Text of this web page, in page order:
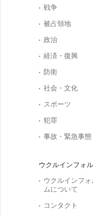
戦争
被占領地
政治
経済・復興
防衛
社会・文化
スポーツ
犯罪
事故・緊急事態
ウクルインフォ
ウクルインフォ
ムについて
コンタクト